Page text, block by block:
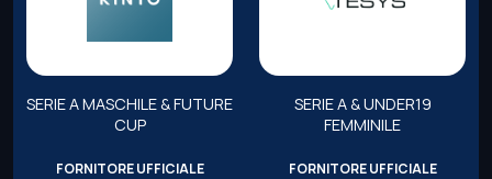
SERIE A MASCHILE & FUTURE
CUP
SERIE A & UNDER19
FEMMINILE
FORNITORE UFFICIALE FORNITORE UFFICIALE